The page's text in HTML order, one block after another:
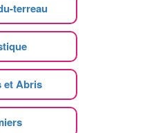
terreau
et Abris